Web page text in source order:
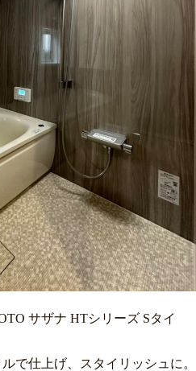
サザナ HTシリーズ Sタイ
で仕上げ、スタイリッシュに。